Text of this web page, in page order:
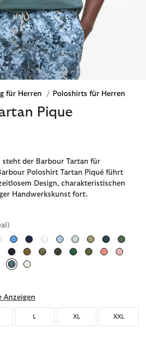
für Herren / Poloshirts für Herren
Pique
steht der Barbour Tartan für
Poloshirt Tartan Piqué führt
Design, charakteristischen
Handwerkskunst fort.
Anzeigen
L XL XXL